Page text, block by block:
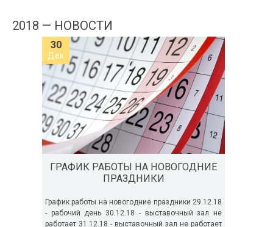
2018 — НОВОСТИ
30
Дек
ГРАФИК РАБОТЫ НА НОВОГОДНИЕ
ПРАЗДНИКИ
График работы на новогодние праздники 29.12.18
- рабочий день 30.12.18 - выставочный зал не
работает 31.12.18 - выставочный зал не работает